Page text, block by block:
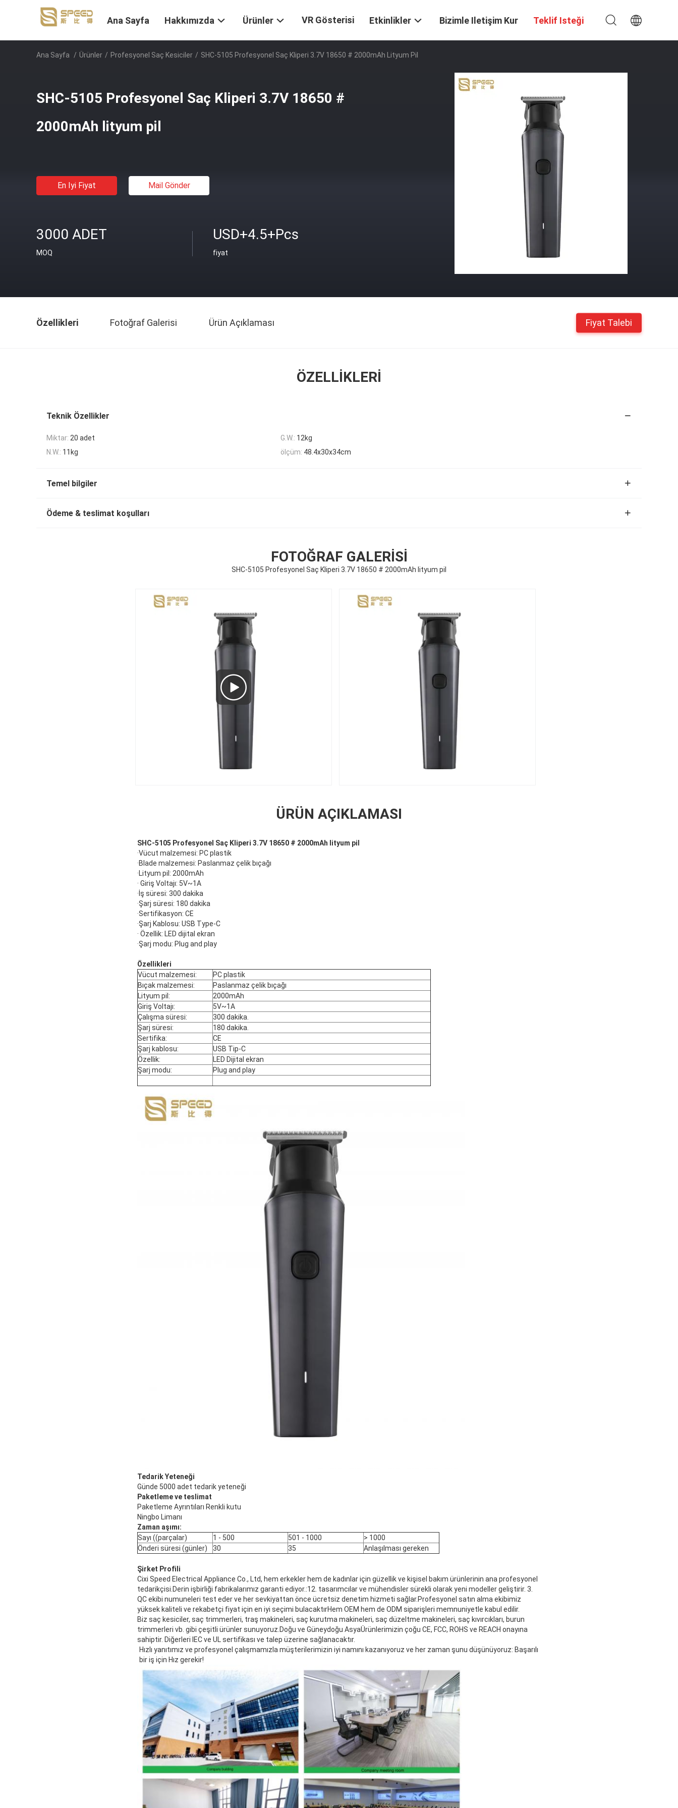
Ana Sayfa Hakkımızda Ürünler VR Gösterisi Etkinlikler Bizimle Iletişim Kur Teklif Isteği
Ana Sayfa / Ürünler / Profesyonel Saç Kesiciler / SHC-5105 Profesyonel Saç Kliperi 3.7V 18650 # 2000mAh Lityum Pil
SHC-5105 Profesyonel Saç Kliperi 3.7V 18650 #
2000mAh lityum pil
En Iyi Fiyat Mail Gönder
3000 ADET
MOQ
USD+4.5+Pcs
fiyat
Özellikleri Fotoğraf Galerisi Ürün Açıklaması Fiyat Talebi
ÖZELLIKLERI
Teknik Özellikler
Miktar: 20 adet G.W.: 12kg
N.W.: 11kg ölçüm: 48.4x30x34cm
Temel bilgiler
Ödeme & teslimat koşulları
FOTOĞRAF GALERISI
SHC-5105 Profesyonel Saç Kliperi 3.7V 18650 # 2000mAh lityum pil
ÜRÜN AÇIKLAMASI
SHC-5105 Profesyonel Saç Kliperi 3.7V 18650 # 2000mAh lityum pil
·Vücut malzemesi: PC plastik
·Blade malzemesi: Paslanmaz çelik bıçağı
·Lityum pil: 2000mAh
· Giriş Voltajı: 5V~1A
·İş süresi: 300 dakika
·Şarj süresi: 180 dakika
·Sertifikasyon: CE
·Şarj Kablosu: USB Type-C
· Özellik: LED dijital ekran
·Şarj modu: Plug and play
Özellikleri
Vücut malzemesi:
PC plastik
Bıçak malzemesi:
Paslanmaz çelik bıçağı
Lityum pil:
2000mAh
Giriş Voltajı:
5V~1A
Çalışma süresi:
300 dakika.
Şarj süresi:
180 dakika.
Sertifika:
CE
Şarj kablosu:
USB Tip-C
Özellik:
LED Dijital ekran
Şarj modu:
Plug and play
Tedarik Yeteneği
Günde 5000 adet tedarik yeteneği
Paketleme ve teslimat
Paketleme Ayrıntıları Renkli kutu
Ningbo Limanı
Zaman aşımı:
Sayı ((parçalar)
1 - 500 501 - 1000
> 1000
Önderi süresi (günler)
30 35 Anlaşılması gereken
Şirket Profili
Cixi Speed Electrical Appliance Co., Ltd, hem erkekler hem de kadınlar için güzellik ve kişisel bakım ürünlerinin ana profesyonel
tedarikçisi.Derin işbirliği fabrikalarımız garanti ediyor.:12. tasarımcılar ve mühendisler sürekli olarak yeni modeller geliştirir. 3.
QC ekibi numuneleri test eder ve her sevkiyattan önce ücretsiz denetim hizmeti sağlar.Profesyonel satın alma ekibimiz
yüksek kaliteli ve rekabetçi fiyat için en iyi seçimi bulacaktırHem OEM hem de ODM siparişleri memnuniyetle kabul edilir.
Biz saç kesiciler, saç trimmerleri, traş makineleri, saç kurutma makineleri, saç düzeltme makineleri, saç kıvırcıkları, burun
trimmerleri vb. gibi çeşitli ürünler sunuyoruz.Doğu ve Güneydoğu AsyaÜrünlerimizin çoğu CE, FCC, ROHS ve REACH onayına
sahiptir. Diğerleri IEC ve UL sertifikası ve talep üzerine sağlanacaktır.
Hızlı yanıtımız ve profesyonel çalışmamızla müşterilerimizin iyi namını kazanıyoruz ve her zaman şunu düşünüyoruz: Başarılı
bir iş için Hız gerekir!